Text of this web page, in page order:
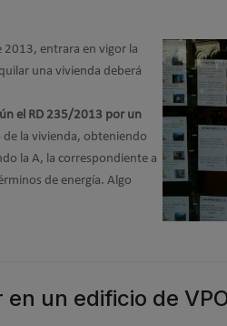
2013, entrara en vigor la
una vivienda deberá
el RD 235/2013 por un
de la vivienda, obteniendo
la A, la correspondiente a
de energía. Algo
un edificio de